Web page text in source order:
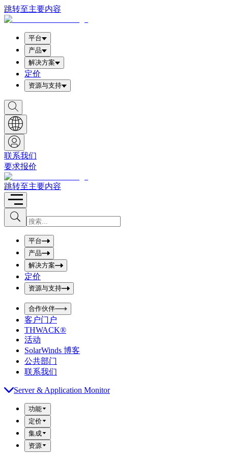
跳转至主要内容
平台
产品
解决方案
定价
资源与支持
S
h
o
w
S
e
a
r
c
h
b
o
x
联系我们
要求报价
跳转至主要内容
S
u
b
I
n
u
t
S
e
a
r
c
h
b
o
x
平台
产品
解决方案
定价
资源与支持
合作伙伴
客户门户
THWACK®
活动
SolarWinds 博客
公共部门
联系我们
Server & Application Monitor
功能
定价
集成
资源